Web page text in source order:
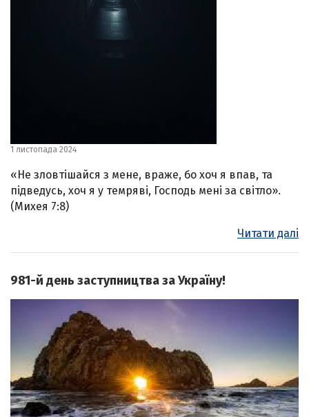
1 листопада 2024
«Не зловтішайся з мене, враже, бо хоч я впав, та
підведусь, хоч я у темряві, Господь мені за світло».
(Михея 7:8)
Читати далі
981-й день заступництва за Україну!